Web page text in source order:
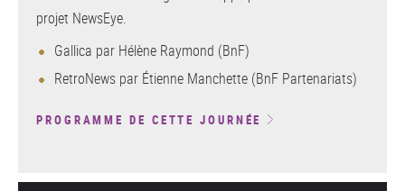
projet NewsEye.
Gallica par Hélène Raymond (BnF)
RetroNews par Étienne Manchette (BnF Partenariats)
PROGRAMME DE CETTE JOURNÉE